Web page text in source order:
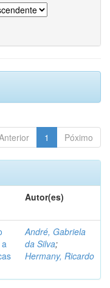
1 Póximo
Autor(es)
André, Gabriela
da Silva;
Hermany, Ricardo